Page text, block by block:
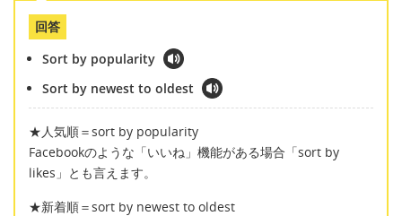
回答
Sort by popularity
Sort by newest to oldest
★人気順＝sort by popularity
Facebookのような「いいね」機能がある場合「sort by
likes」とも言えます。
★新着順＝sort by newest to oldest